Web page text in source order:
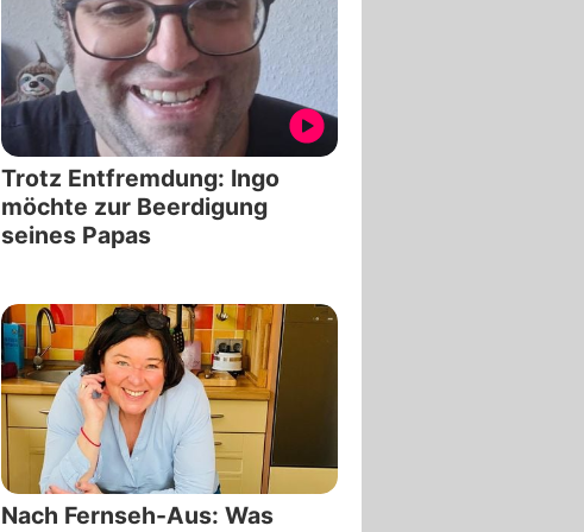
Trotz Entfremdung: Ingo
möchte zur Beerdigung
seines Papas
Nach Fernseh-Aus: Was